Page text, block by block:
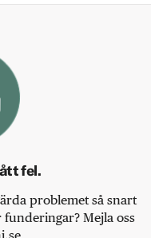
fel.
problemet så snart
Mejla oss